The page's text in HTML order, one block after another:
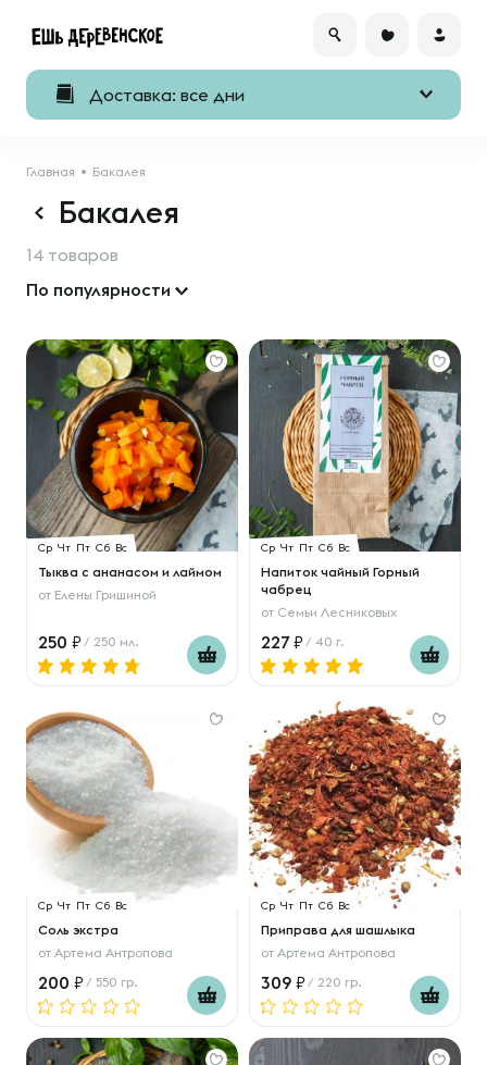
Доставка: все дни
Главная Бакалея
Бакалея
14 товаров
По популярности
Ср Чт Пт Сб Вс
Тыква с ананасом и лаймом
от Елены Гришиной
250 / 250 мл.
Ср Чт Пт Сб Вс
Напиток чайный Горный
чабрец
от Семьи Лесниковых
227 / 40 г.
Ср Чт Пт Сб Вс
Соль экстра
от Артема Антропова
200 / 550 гр.
Ср Чт Пт Сб Вс
Приправа для шашлыка
от Артема Антропова
309 / 220 гр.